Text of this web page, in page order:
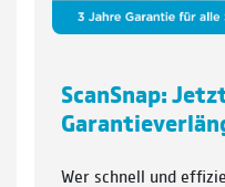
ScanSnap:
Wer schnell und